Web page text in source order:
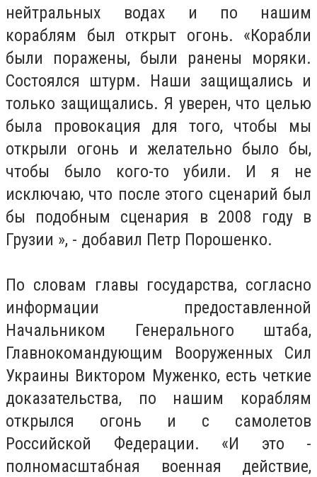
нейтральных водах и по нашим
кораблям был открыт огонь. «Корабли
были поражены, были ранены моряки.
Состоялся штурм. Наши защищались и
только защищались. Я уверен, что целью
была провокация для того, чтобы мы
открыли огонь и желательно было бы,
чтобы было кого-то убили. И я не
исключаю, что после этого сценарий был
бы подобным сценария в 2008 году в
Грузии », - добавил Петр Порошенко.
По словам главы государства, согласно
информации предоставленной
Начальником Генерального штаба,
Главнокомандующим Вооруженных Сил
Украины Виктором Муженко, есть четкие
доказательства, по нашим кораблям
открылся огонь и с самолетов
Российской Федерации. «И это -
полномасштабная военная действие,